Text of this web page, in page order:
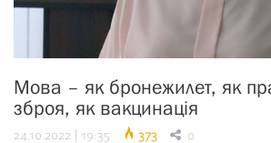
Мова – як бронежилет, як
зброя, як вакцинація
24.10.2022 | 19:35 373 0